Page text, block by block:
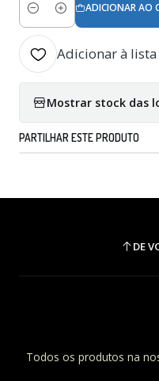
Quantidade
ADICIONAR AO
Adicionar à
Mostrar stock das
PARTILHAR ESTE PRODUTO
DE
Todos os produtos na